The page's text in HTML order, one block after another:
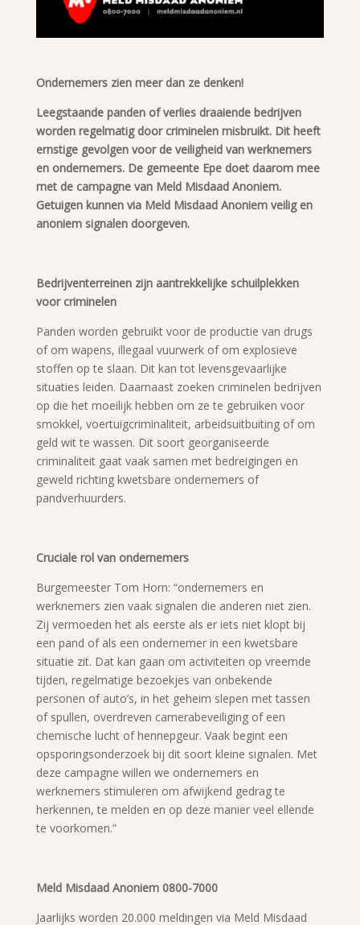
Ondernemers zien meer dan ze denken!
Leegstaande panden of verlies draaiende bedrijven
worden regelmatig door criminelen misbruikt. Dit heeft
ernstige gevolgen voor de veiligheid van werknemers
en ondernemers. De gemeente Epe doet daarom mee
met de campagne van Meld Misdaad Anoniem.
Getuigen kunnen via Meld Misdaad Anoniem veilig en
anoniem signalen doorgeven.
Bedrijventerreinen zijn aantrekkelijke schuilplekken
voor criminelen
Panden worden gebruikt voor de productie van drugs
of om wapens, illegaal vuurwerk of om explosieve
stoffen op te slaan. Dit kan tot levensgevaarlijke
situaties leiden. Daarnaast zoeken criminelen bedrijven
op die het moeilijk hebben om ze te gebruiken voor
smokkel, voertuigcriminaliteit, arbeidsuitbuiting of om
geld wit te wassen. Dit soort georganiseerde
criminaliteit gaat vaak samen met bedreigingen en
geweld richting kwetsbare ondernemers of
pandverhuurders.
Cruciale rol van ondernemers
Burgemeester Tom Horn: “ondernemers en
werknemers zien vaak signalen die anderen niet zien.
Zij vermoeden het als eerste als er iets niet klopt bij
een pand of als een ondernemer in een kwetsbare
situatie zit. Dat kan gaan om activiteiten op vreemde
tijden, regelmatige bezoekjes van onbekende
personen of auto’s, in het geheim slepen met tassen
of spullen, overdreven camerabeveiliging of een
chemische lucht of hennepgeur. Vaak begint een
opsporingsonderzoek bij dit soort kleine signalen. Met
deze campagne willen we ondernemers en
werknemers stimuleren om afwijkend gedrag te
herkennen, te melden en op deze manier veel ellende
te voorkomen.”
Meld Misdaad Anoniem 0800-7000
Jaarlijks worden 20.000 meldingen via Meld Misdaad